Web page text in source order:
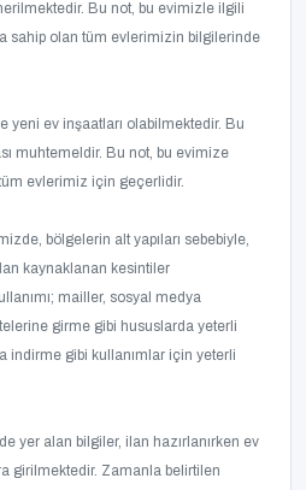
Bu not, bu evimizle ilgili
sahip olan tüm evlerimizin bilgilerinde
yeni ev inşaatları olabilmektedir. Bu
muhtemeldir. Bu not, bu evimize
evlerimiz için geçerlidir.
bölgelerin alt yapıları sebebiyle,
kaynaklanan kesintiler
mailler, sosyal medya
girme gibi hususlarda yeterli
indirme gibi kullanımlar için yeterli
yer alan bilgiler, ilan hazırlanırken ev
girilmektedir. Zamanla belirtilen